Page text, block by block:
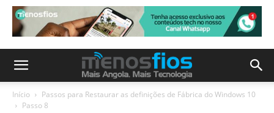
Início
Passos para Restaurar as definições de Fábrica do Windows 10
Passo 8